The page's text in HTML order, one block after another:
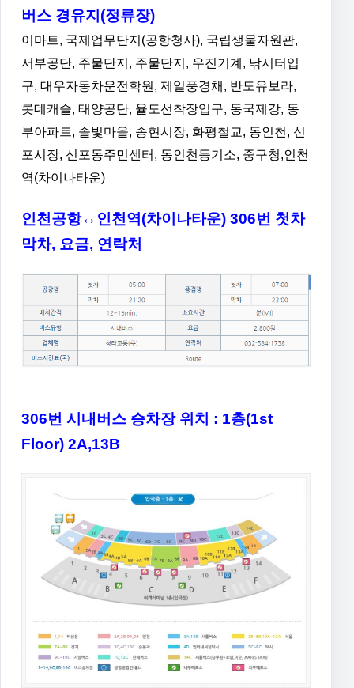
버스 경유지(정류장)
이마트, 국제업무단지(공항청사), 국립생물자원관,
서부공단, 주물단지, 주물단지, 우진기계, 낚시터입
구, 대우자동차운전학원, 제일풍경채, 반도유보라,
롯데캐슬, 태양공단, 율도선착장입구, 동국제강, 동
부아파트, 솔빛마을, 송현시장, 화평철교, 동인천, 신
포시장, 신포동주민센터, 동인천등기소, 중구청,인천
역(차이나타운)
인천공항↔인천역(차이나타운) 306번 첫차
막차, 요금, 연락처
306번 시내버스 승차장 위치 : 1층(1st
Floor) 2A,13B